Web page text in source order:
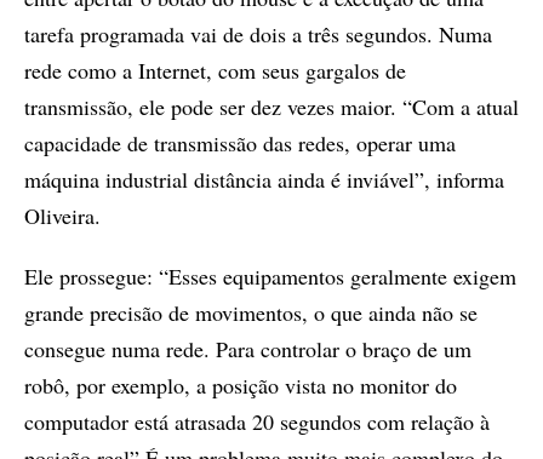
tarefa programada vai de dois a três segundos. Numa
rede como a Internet, com seus gargalos de
transmissão, ele pode ser dez vezes maior. “Com a atual
capacidade de transmissão das redes, operar uma
máquina industrial distância ainda é inviável”, informa
Oliveira.
Ele prossegue: “Esses equipamentos geralmente exigem
grande precisão de movimentos, o que ainda não se
consegue numa rede. Para controlar o braço de um
robô, por exemplo, a posição vista no monitor do
computador está atrasada 20 segundos com relação à